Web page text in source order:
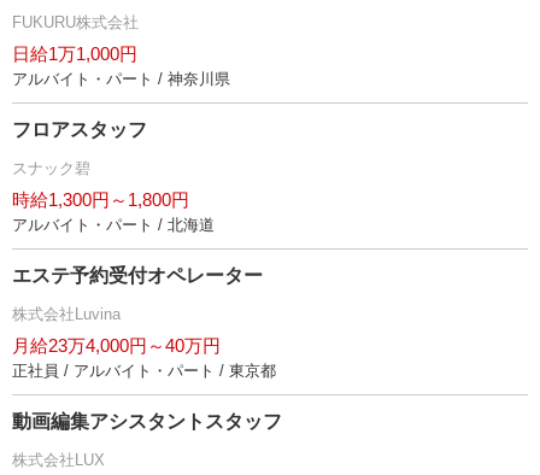
FUKURU株式会社
日給1万1,000円
アルバイト・パート / 神奈川県
フロアスタッフ
スナック碧
時給1,300円～1,800円
アルバイト・パート / 北海道
エステ予約受付オペレーター
株式会社Luvina
月給23万4,000円～40万円
正社員 / アルバイト・パート / 東京都
動画編集アシスタントスタッフ
株式会社LUX